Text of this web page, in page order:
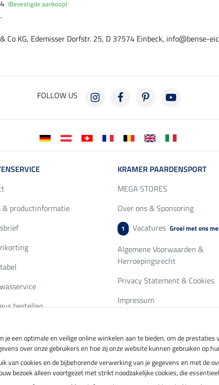
(Bevestigde aankoop)
Co KG, Edemisser Dorfstr. 25, D 37574 Einbeck, info@bense-
FOLLOW US
& productinformatie
bestellen
KRAMER PAARDENSPORT
MEGA STORES
Over ons & Sponsoring
1 Vacatures Groei met ons
Algemene Voorwaarden &
Herroepingsrecht
Privacy Statement & Cookies
Impressum
per Veilig betalen met
je een optimale en veilige online winkelen aan te bieden, om de
over onze gebruikers en hoe zij onze website kunnen gebruiken op
van cookies en de bijbehorende verwerking van je gegevens en met de
bezoek alleen voortgezet met strikt noodzakelijke cookies, die